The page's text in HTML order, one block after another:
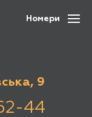
Номери
9
44